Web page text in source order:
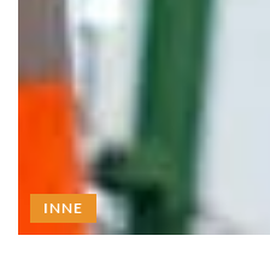
INNE